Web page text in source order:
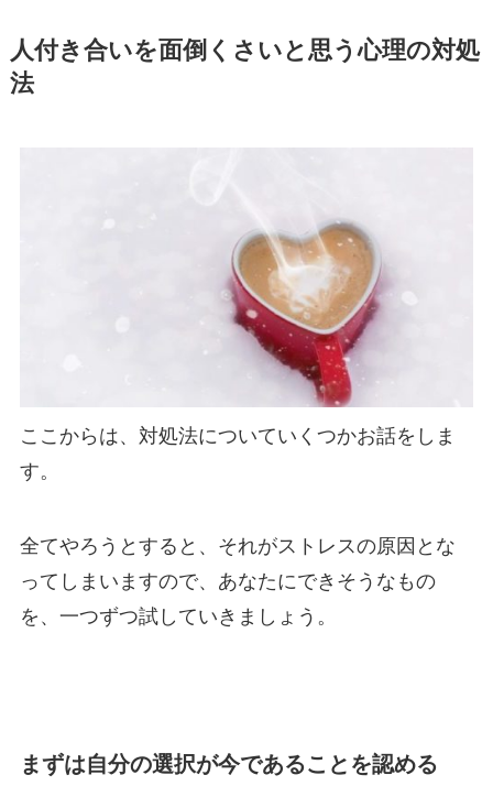
人付き合いを面倒くさいと思う心理の対処
法
ここからは、対処法についていくつかお話をしま
す。
全てやろうとすると、それがストレスの原因とな
ってしまいますので、あなたにできそうなもの
を、一つずつ試していきましょう。
まずは自分の選択が今であることを認める